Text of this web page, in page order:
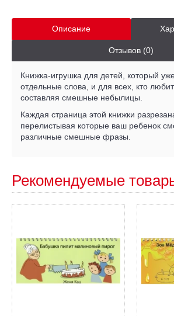
Описание
Отзывов (0)
Книжка-игрушка для детей, который
отдельные слова, и для всех, кто
составляя смешные небылицы.
Каждая страница этой книжки
перелистывая которые ваш ребенок
различные смешные фразы.
Рекомендуемые